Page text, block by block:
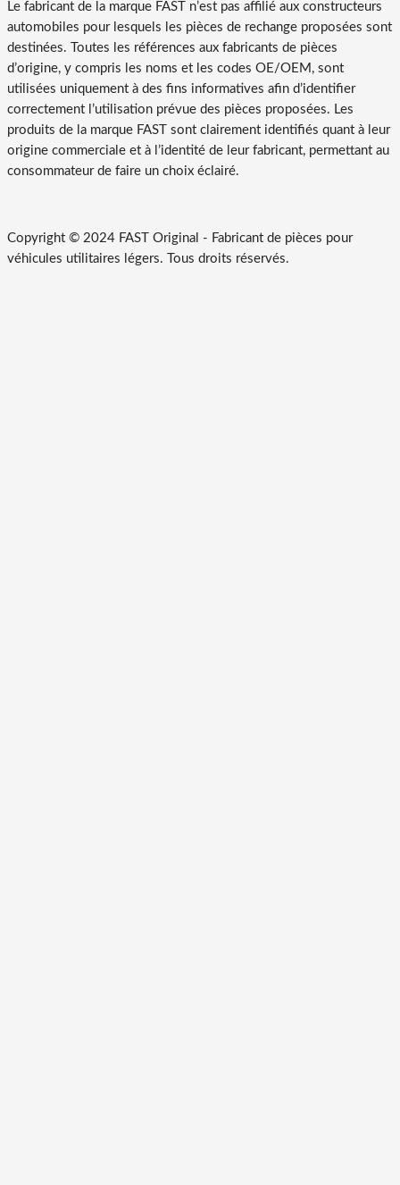
Le fabricant de la marque FAST n’est pas affilié aux constructeurs
automobiles pour lesquels les pièces de rechange proposées sont
destinées. Toutes les références aux fabricants de pièces
d’origine, y compris les noms et les codes OE/OEM, sont
utilisées uniquement à des fins informatives afin d’identifier
correctement l’utilisation prévue des pièces proposées. Les
produits de la marque FAST sont clairement identifiés quant à leur
origine commerciale et à l’identité de leur fabricant, permettant au
consommateur de faire un choix éclairé.
Copyright © 2024 FAST Original - Fabricant de pièces pour
véhicules utilitaires légers. Tous droits réservés.